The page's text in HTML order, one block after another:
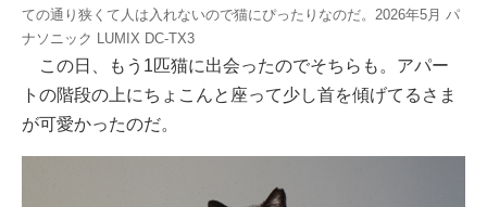
ての通り狭くて人は入れないので猫にぴったりなのだ。2026年5月 パ
ナソニック LUMIX DC-TX3
この日、もう1匹猫に出会ったのでそちらも。アパー
トの階段の上にちょこんと座って少し首を傾げてるさま
が可愛かったのだ。